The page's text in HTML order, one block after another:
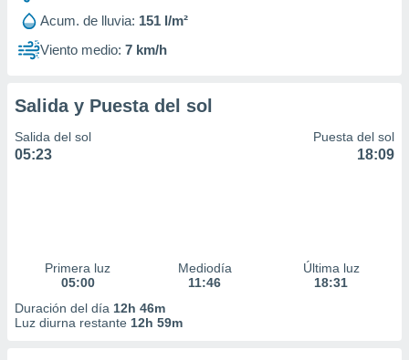
de
Acum. de lluvia: 151 l/m²
Viento medio: 7 km/h
Salida y Puesta del sol
Salida del sol
05:23
Puesta del sol
18:09
Primera luz
05:00
Mediodía
11:46
Última luz
18:31
Duración del día 12h 46m
Luz diurna restante 12h 59m